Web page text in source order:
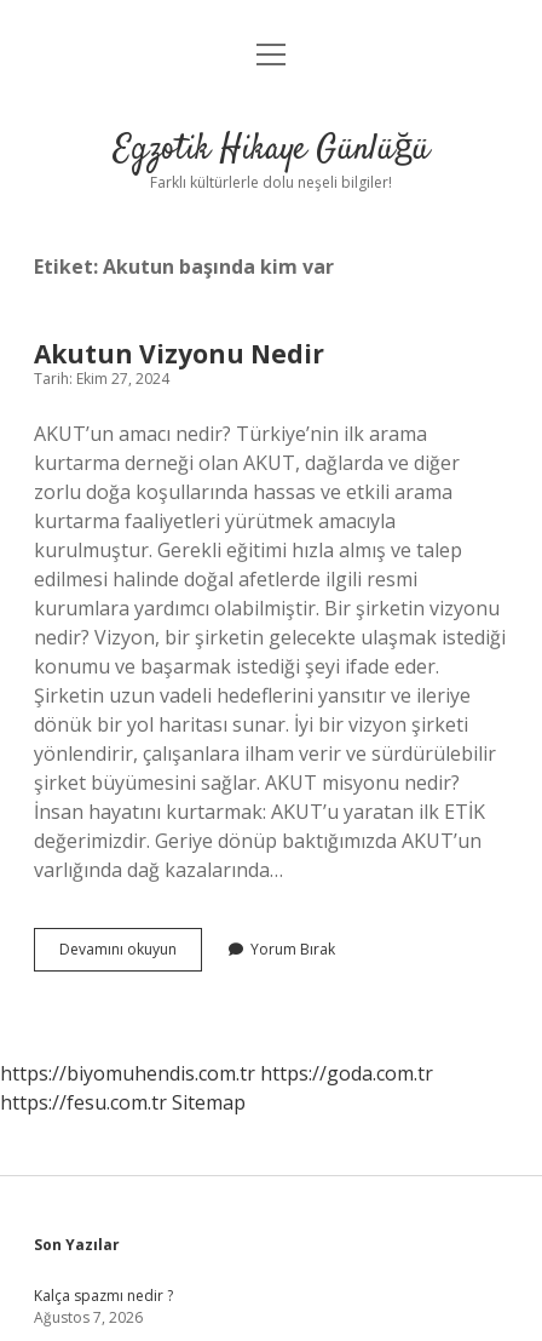
Anasayfa
Yasal Uyarı
menüyü
Egzotik Hikaye Günlüğü
Farklı kültürlerle dolu neşeli bilgiler!
Etiket:Akutun başında kim var
Akutun Vizyonu Nedir
Tarih: Ekim 27, 2024
AKUT’un amacı nedir? Türkiye’nin ilk arama
kurtarma derneği olan AKUT, dağlarda ve diğer
zorlu doğa koşullarında hassas ve etkili arama
kurtarma faaliyetleri yürütmek amacıyla
kurulmuştur. Gerekli eğitimi hızla almış ve talep
edilmesi halinde doğal afetlerde ilgili resmi
kurumlara yardımcı olabilmiştir. Bir şirketin vizyonu
nedir? Vizyon, bir şirketin gelecekte ulaşmak istediği
konumu ve başarmak istediği şeyi ifade eder.
Şirketin uzun vadeli hedeflerini yansıtır ve ileriye
dönük bir yol haritası sunar. İyi bir vizyon şirketi
yönlendirir, çalışanlara ilham verir ve sürdürülebilir
şirket büyümesini sağlar. AKUT misyonu nedir?
İnsan hayatını kurtarmak: AKUT’u yaratan ilk ETİK
değerimizdir. Geriye dönüp baktığımızda AKUT’un
varlığında dağ kazalarında…
Devamını okuyun
Vizyonu
Yorum Bırak
https://biyomuhendis.com.tr https://goda.com.tr
https://fesu.com.trSitemap
Sidebar
Son Yazılar
Kalça spazmı nedir ?
Ağustos 7, 2026